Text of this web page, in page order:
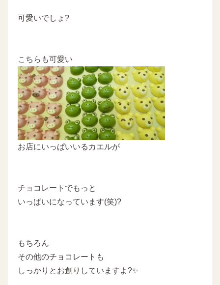
可愛いでしょ?
こちらも可愛い
お店にいっぱいいるカエルが
チョコレートでもっと
いっぱいになっています(笑)?
もちろん
その他のチョコレートも
しっかりとお創りしていますよ?✨